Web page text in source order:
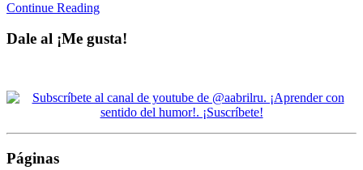
Continue Reading
Dale al ¡Me gusta!
Páginas